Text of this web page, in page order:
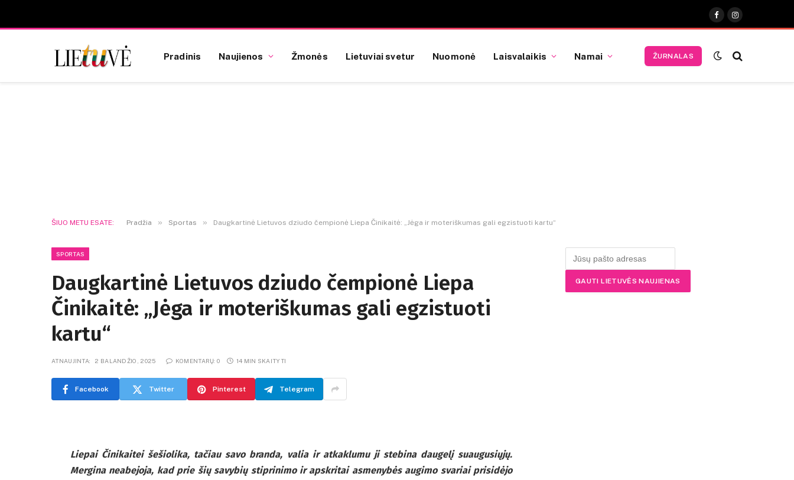
FacebookInstagram
Pradinis Naujienos Žmonės Lietuviai svetur Nuomonė Laisvalaikis Namai ŽURNALAS
ŠIUO METU ESATE: Pradžia » Sportas » Daugkartinė Lietuvos dziudo čempionė Liepa Činikaitė: „Jėga ir moteriškumas gali egzistuoti kartu“
SPORTAS
Daugkartinė Lietuvos dziudo čempionė Liepa
Činikaitė: „Jėga ir moteriškumas gali egzistuoti
kartu“
ATNAUJINTA: 2 BALANDŽIO, 2025 KOMENTARŲ: 0 14 MIN SKAITYTI
Facebook Twitter Pinterest Telegram
Liepai Činikaitei šešiolika, tačiau savo branda, valia ir atkaklumu ji stebina daugelį suaugusiųjų.
Mergina neabejoja, kad prie šių savybių stiprinimo ir apskritai asmenybės augimo svariai prisidėjo